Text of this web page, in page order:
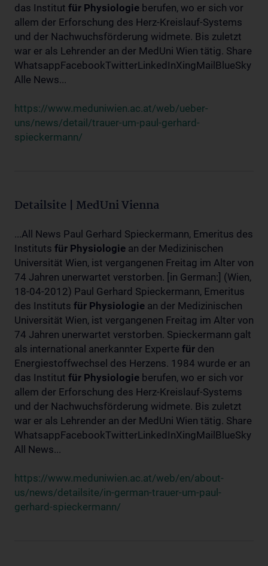
das Institut für Physiologie berufen, wo er sich vor
allem der Erforschung des Herz-Kreislauf-Systems
und der Nachwuchsförderung widmete. Bis zuletzt
war er als Lehrender an der MedUni Wien tätig. Share
WhatsappFacebookTwitterLinkedInXingMailBlueSky
Alle News...
https://www.meduniwien.ac.at/web/ueber-
uns/news/detail/trauer-um-paul-gerhard-
spieckermann/
Detailsite | MedUni Vienna
...All News Paul Gerhard Spieckermann, Emeritus des
Instituts für Physiologie an der Medizinischen
Universität Wien, ist vergangenen Freitag im Alter von
74 Jahren unerwartet verstorben. [in German:] (Wien,
18-04-2012) Paul Gerhard Spieckermann, Emeritus
des Instituts für Physiologie an der Medizinischen
Universität Wien, ist vergangenen Freitag im Alter von
74 Jahren unerwartet verstorben. Spieckermann galt
als international anerkannter Experte für den
Energiestoffwechsel des Herzens. 1984 wurde er an
das Institut für Physiologie berufen, wo er sich vor
allem der Erforschung des Herz-Kreislauf-Systems
und der Nachwuchsförderung widmete. Bis zuletzt
war er als Lehrender an der MedUni Wien tätig. Share
WhatsappFacebookTwitterLinkedInXingMailBlueSky
All News...
https://www.meduniwien.ac.at/web/en/about-
us/news/detailsite/in-german-trauer-um-paul-
gerhard-spieckermann/